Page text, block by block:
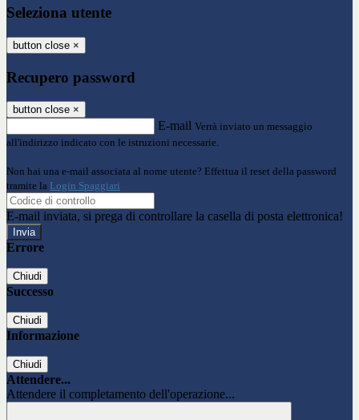
Seleziona utente
button close ×
Recupero password
button close ×
E-mail Verrà inviato un messaggio
all'indirizzo indicato con le istruzioni necessarie.
Non hai una e-mail associata al nome utente? Effettua il reset della password
tramite la Login Spaggiari
E-mail inviata, si prega di controllare la casella di posta elettronica!
Errore
Chiudi
Successo
Chiudi
Informazione
Chiudi
Attendere...
Attendere il completamento dell'operazione...